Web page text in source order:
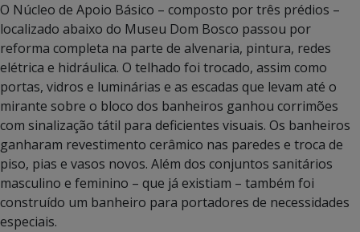
O Núcleo de Apoio Básico – composto por três prédios –
localizado abaixo do Museu Dom Bosco passou por
reforma completa na parte de alvenaria, pintura, redes
elétrica e hidráulica. O telhado foi trocado, assim como
portas, vidros e luminárias e as escadas que levam até o
mirante sobre o bloco dos banheiros ganhou corrimões
com sinalização tátil para deficientes visuais. Os banheiros
ganharam revestimento cerâmico nas paredes e troca de
piso, pias e vasos novos. Além dos conjuntos sanitários
masculino e feminino – que já existiam – também foi
construído um banheiro para portadores de necessidades
especiais.